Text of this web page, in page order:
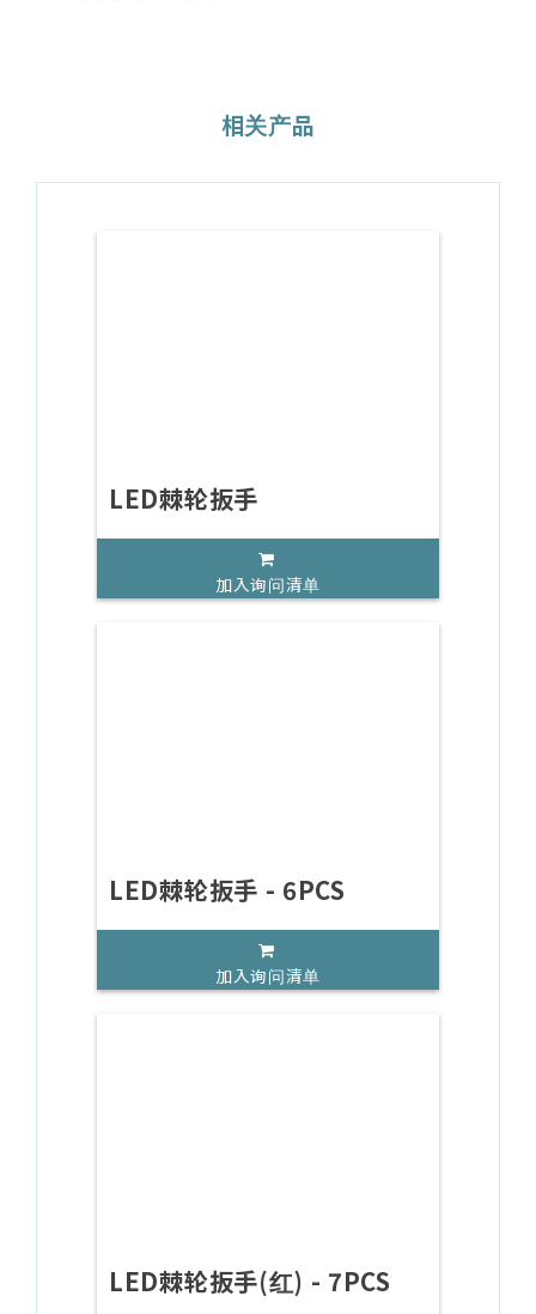
相关产品
LED棘轮扳手
加入询问清单
LED棘轮扳手 - 6PCS
加入询问清单
LED棘轮扳手(红) - 7PCS